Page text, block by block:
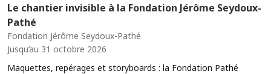
Le chantier invisible à la Fondation Jérôme Seydoux-
Pathé
Fondation Jérôme Seydoux-Pathé
Jusqu’au 31 octobre 2026
Maquettes, repérages et storyboards : la Fondation Pathé